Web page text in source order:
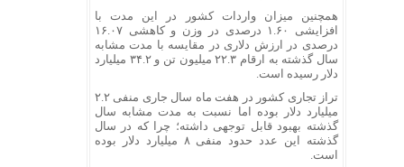
همچنین میزان واردات کشور در این مدت با
افزایشی ۱.۶۰ درصدی در وزن و کاهشی ۱۶.۰۷
درصدی در ارزش دلاری در مقایسه با مدت مشابه
سال گذشته به ارقام ۲۲.۳ میلیون تن و ۳۴.۲ میلیارد
دلار رسیده است.
تراز تجاری کشور در هفت ماه سال جاری منفی ۲.۲
میلیارد دلار بوده اما نسبت به مدت مشابه سال
گذشته بهبود قابل توجهی داشته؛ چرا که در سال
گذشته این عدد حدود منفی ۸ میلیارد دلار بوده
است.